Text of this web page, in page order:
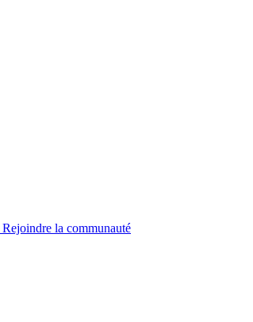
Rejoindre la communauté